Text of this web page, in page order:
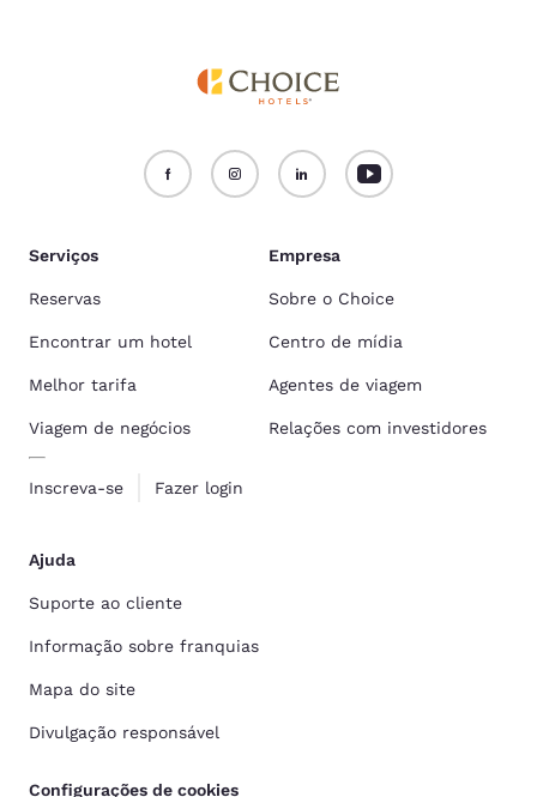
Serviços
Reservas
Encontrar um hotel
Melhor tarifa
Viagem de negócios
Inscreva-se Fazer login
Empresa
Sobre o Choice
Centro de mídia
Agentes de viagem
Relações com investidores
Ajuda
Suporte ao cliente
Informação sobre franquias
Mapa do site
Divulgação responsável
Configurações de cookies